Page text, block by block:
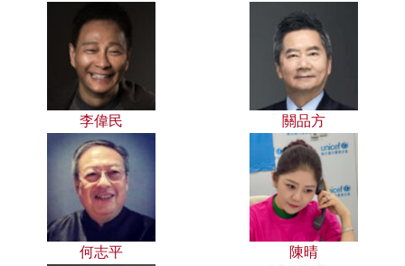
李偉民 關品方
何志平 陳晴